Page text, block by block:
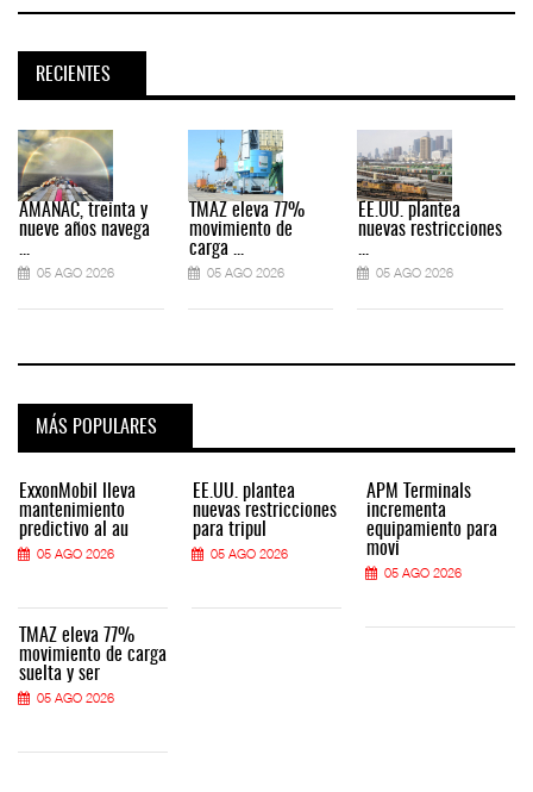
RECIENTES
AMANAC, treinta y
nueve años navega
...
05 AGO 2026
TMAZ eleva 77%
movimiento de
carga ...
05 AGO 2026
EE.UU. plantea
nuevas restricciones
...
05 AGO 2026
MÁS POPULARES
ExxonMobil lleva
mantenimiento
predictivo al au
05 AGO 2026
TMAZ eleva 77%
movimiento de carga
suelta y ser
05 AGO 2026
EE.UU. plantea
nuevas restricciones
para tripul
05 AGO 2026
APM Terminals
incrementa
equipamiento para
movi
05 AGO 2026